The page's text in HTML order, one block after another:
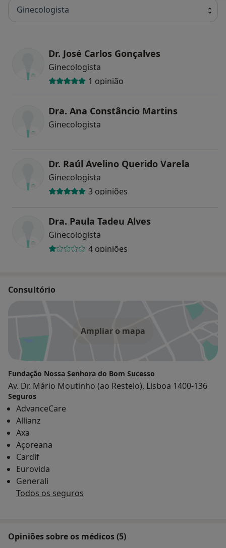
Ginecologista
Dr. José Carlos Gonçalves
Ginecologista
1 opinião
Dra. Ana Constâncio Martins
Ginecologista
Dr. Raúl Avelino Querido Varela
Ginecologista
3 opiniões
Dra. Paula Tadeu Alves
Ginecologista
4 opiniões
Consultório
Ampliar o mapa
Fundação Nossa Senhora do Bom Sucesso
Av. Dr. Mário Moutinho (ao Restelo), Lisboa 1400-136
Seguros
AdvanceCare
Allianz
Axa
Açoreana
Cardif
Eurovida
Generali
Todos os seguros
Opiniões sobre os médicos (5)